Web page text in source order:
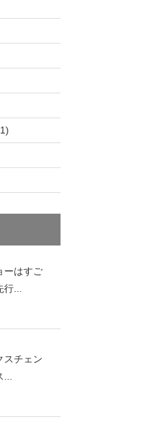
ーはすご
...
スチェン